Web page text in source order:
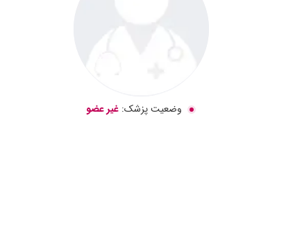
وضعیت پزشک: غیر عضو